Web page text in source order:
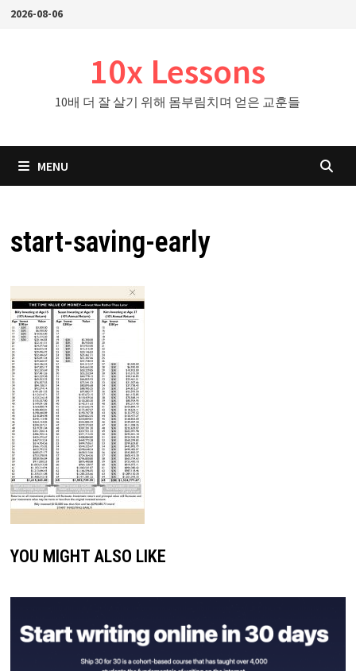
Skip2026-08-06
10x Lessons
10배 더 잘 살기 위해 몸부림치며 얻은 교훈들
MENU
start-saving-early
YOU MIGHT ALSO LIKE